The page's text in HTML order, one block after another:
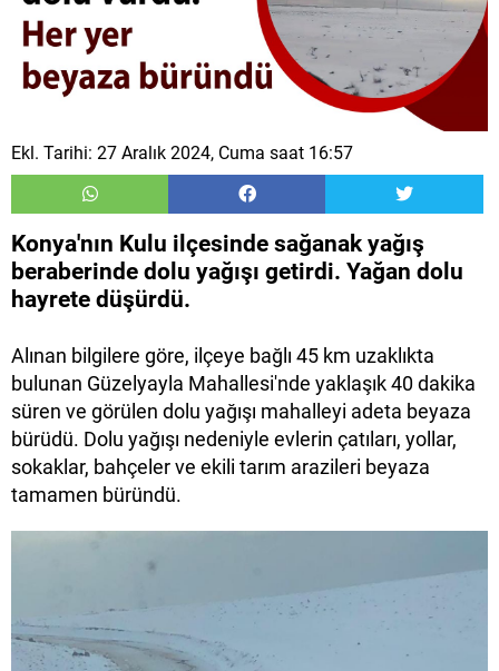
Ekl. Tarihi: 27 Aralık 2024, Cuma saat 16:57
Konya'nın Kulu ilçesinde sağanak yağış
beraberinde dolu yağışı getirdi. Yağan dolu
hayrete düşürdü.
Alınan bilgilere göre, ilçeye bağlı 45 km uzaklıkta
bulunan Güzelyayla Mahallesi'nde yaklaşık 40 dakika
süren ve görülen dolu yağışı mahalleyi adeta beyaza
bürüdü. Dolu yağışı nedeniyle evlerin çatıları, yollar,
sokaklar, bahçeler ve ekili tarım arazileri beyaza
tamamen büründü.